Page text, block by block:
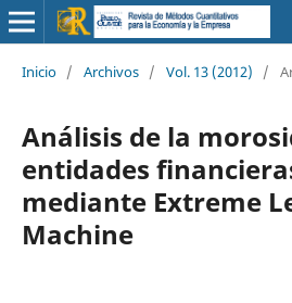
Inicio / Archivos / Vol. 13 (2012) /
Análisis de la
entidades
mediante Extreme
Machine